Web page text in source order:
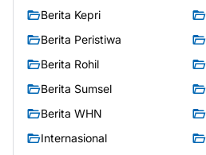
Berita Kepri
Berita Peristiwa
Berita Rohil
Berita Sumsel
Berita WHN
Internasional